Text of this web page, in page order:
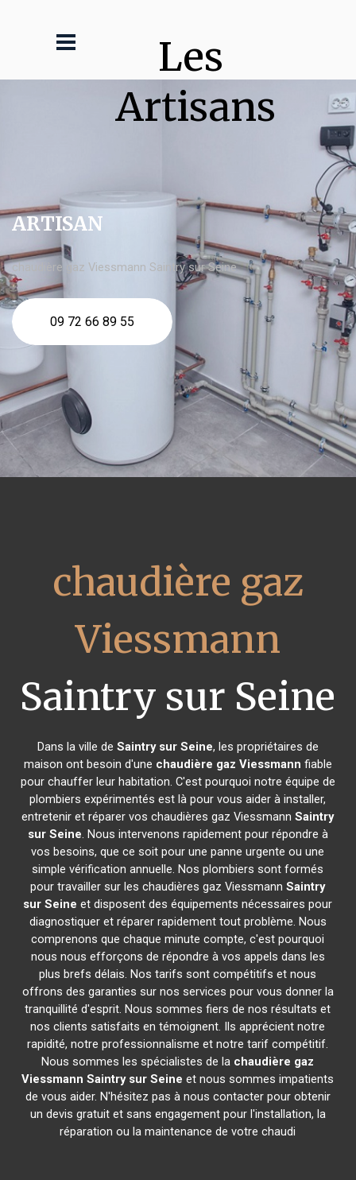
Les
Artisans
ARTISAN
chaudière gaz Viessmann Saintry sur Seine
09 72 66 89 55
chaudière gaz
Viessmann
Saintry sur Seine
Dans la ville de Saintry sur Seine, les propriétaires de
maison ont besoin d'une chaudière gaz Viessmann fiable
pour chauffer leur habitation. C'est pourquoi notre équipe de
plombiers expérimentés est là pour vous aider à installer,
entretenir et réparer vos chaudières gaz ViessmannSaintry
sur Seine. Nous intervenons rapidement pour répondre à
vos besoins, que ce soit pour une panne urgente ou une
simple vérification annuelle. Nos plombiers sont formés
pour travailler sur les chaudières gaz ViessmannSaintry
sur Seine et disposent des équipements nécessaires pour
diagnostiquer et réparer rapidement tout problème. Nous
comprenons que chaque minute compte, c'est pourquoi
nous nous efforçons de répondre à vos appels dans les
plus brefs délais. Nos tarifs sont compétitifs et nous
offrons des garanties sur nos services pour vous donner la
tranquillité d'esprit. Nous sommes fiers de nos résultats et
nos clients satisfaits en témoignent. Ils apprécient notre
rapidité, notre professionnalisme et notre tarif compétitif.
Nous sommes les spécialistes de la chaudière gaz
Viessmann Saintry sur Seine et nous sommes impatients
de vous aider. N'hésitez pas à nous contacter pour obtenir
un devis gratuit et sans engagement pour l'installation, la
réparation ou la maintenance de votre chaudi